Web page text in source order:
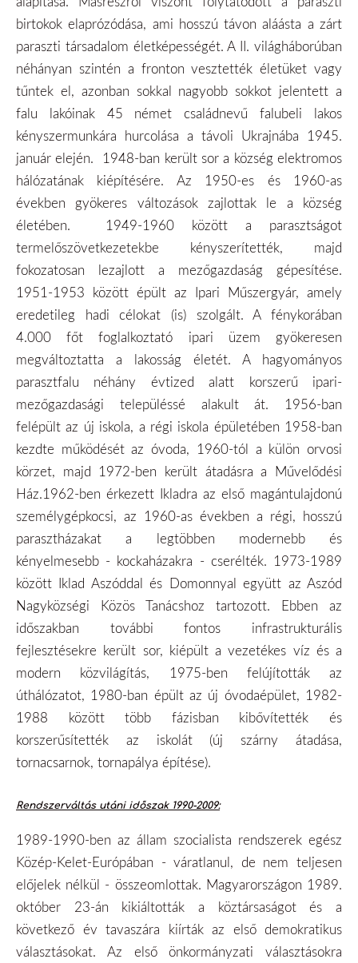
birtokok elaprózódása, ami hosszú távon aláásta a zárt
paraszti társadalom életképességét. A II. világháborúban
néhányan szintén a fronton vesztették életüket vagy
tűntek el, azonban sokkal nagyobb sokkot jelentett a
falu lakóinak 45 német családnevű falubeli lakos
kényszermunkára hurcolása a távoli Ukrajnába 1945.
január elején. 1948-ban került sor a község elektromos
hálózatának kiépítésére. Az 1950-es és 1960-as
években gyökeres változások zajlottak le a község
életében. 1949-1960 között a parasztságot
termelőszövetkezetekbe kényszerítették, majd
fokozatosan lezajlott a mezőgazdaság gépesítése.
1951-1953 között épült az Ipari Műszergyár, amely
eredetileg hadi célokat (is) szolgált. A fénykorában
4.000 főt foglalkoztató ipari üzem gyökeresen
megváltoztatta a lakosság életét. A hagyományos
parasztfalu néhány évtized alatt korszerű ipari-
mezőgazdasági településsé alakult át. 1956-ban
felépült az új iskola, a régi iskola épületében 1958-ban
kezdte működését az óvoda, 1960-tól a külön orvosi
körzet, majd 1972-ben került átadásra a Művelődési
Ház.1962-ben érkezett Ikladra az első magántulajdonú
személygépkocsi, az 1960-as években a régi, hosszú
parasztházakat a legtöbben modernebb és
kényelmesebb - kockaházakra - cserélték. 1973-1989
között Iklad Aszóddal és Domonnyal együtt az Aszód
Nagyközségi Közös Tanácshoz tartozott. Ebben az
időszakban további fontos infrastrukturális
fejlesztésekre került sor, kiépült a vezetékes víz és a
modern közvilágítás, 1975-ben felújították az
úthálózatot, 1980-ban épült az új óvodaépület, 1982-
1988 között több fázisban kibővítették és
korszerűsítették az iskolát (új szárny átadása,
tornacsarnok, tornapálya építése).
Rendszerváltás utáni időszak 1990-2009:
1989-1990-ben az állam szocialista rendszerek egész
Közép-Kelet-Európában - váratlanul, de nem teljesen
előjelek nélkül - összeomlottak. Magyarországon 1989.
október 23-án kikiáltották a köztársaságot és a
következő év tavaszára kiírták az első demokratikus
választásokat. Az első önkormányzati választásokra